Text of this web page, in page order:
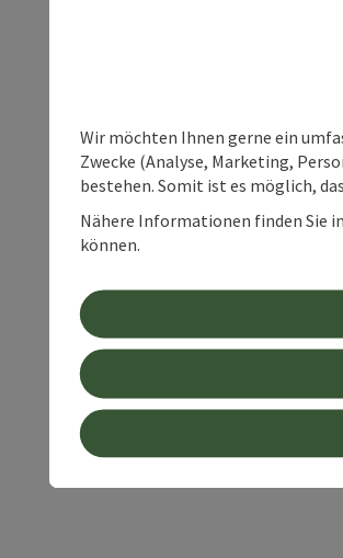
Wir möchten Ihnen gerne ein
Zwecke (Analyse, Marketing,
bestehen. Somit ist es möglich,
Nähere Informationen finden Sie
können.